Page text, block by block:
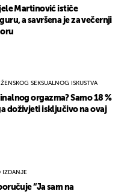
Martinović ističe
a savršena je za večernji
SEKSUALNOG ISKUSTVA
orgazma? Samo 18 %
doživjeti isključivo na ovaj
IZDANJE
“Ja sam na